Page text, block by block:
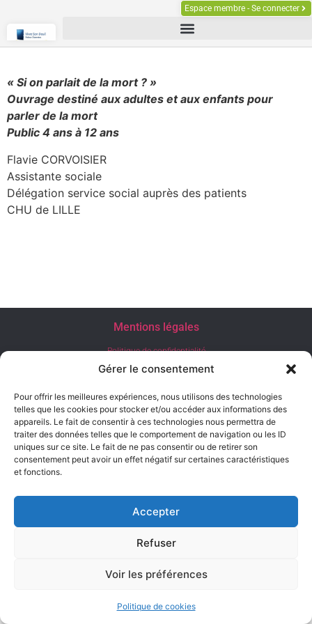
Gérer le consentement
Pour offrir les meilleures expériences, nous utilisons des technologies
telles que les cookies pour stocker et/ou accéder aux informations des
appareils. Le fait de consentir à ces technologies nous permettra de
traiter des données telles que le comportement de navigation ou les ID
uniques sur ce site. Le fait de ne pas consentir ou de retirer son
consentement peut avoir un effet négatif sur certaines caractéristiques
et fonctions.
Accepter
Refuser
Voir les préférences
Politique de cookies
Espace membre - Se connecter
« Si on parlait de la mort ? »
Ouvrage destiné aux adultes et aux enfants pour
parler de la mort
Public 4 ans à 12 ans
Flavie CORVOISIER
Assistante sociale
Délégation service social auprès des patients
CHU de LILLE
Mentions légales
Politique de confidentialité